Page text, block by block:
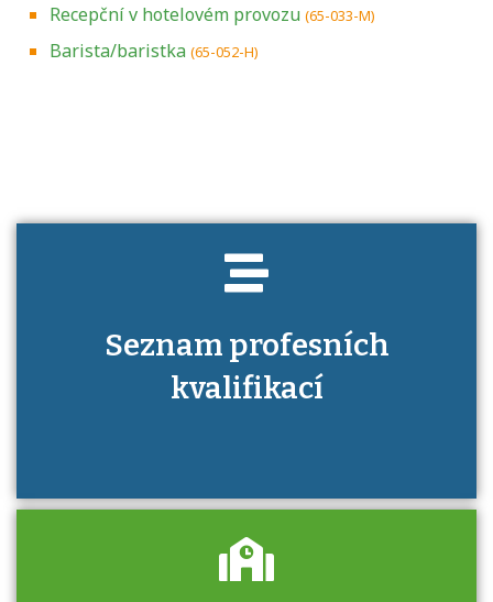
Recepční v hotelovém provozu (65-033-M)
Barista/baristka (65-052-H)
Seznam profesních
kvalifikací
Projděte si seznam profesních kvalifikací.